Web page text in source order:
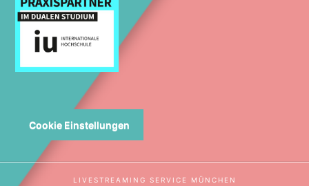
Cookie Einstellungen
LIVESTREAMING SERVICE MÜNCHEN